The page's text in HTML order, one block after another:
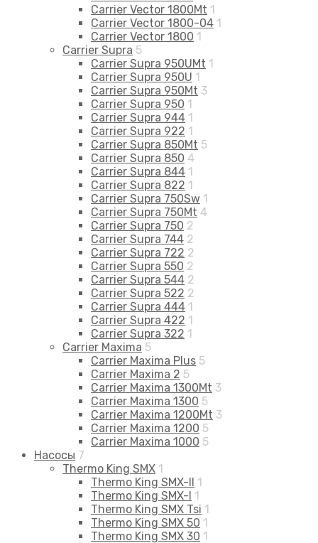
Carrier Vector 1800Mt 1
Carrier Vector 1800-04 1
Carrier Vector 1800 1
Carrier Supra 5
Carrier Supra 950UMt 1
Carrier Supra 950U 1
Carrier Supra 950Mt 3
Carrier Supra 950 1
Carrier Supra 944 1
Carrier Supra 922 1
Carrier Supra 850Mt 5
Carrier Supra 850 4
Carrier Supra 844 1
Carrier Supra 822 1
Carrier Supra 750Sw 1
Carrier Supra 750Mt 4
Carrier Supra 750 2
Carrier Supra 744 2
Carrier Supra 722 2
Carrier Supra 550 2
Carrier Supra 544 2
Carrier Supra 522 2
Carrier Supra 444 1
Carrier Supra 422 1
Carrier Supra 322 1
Carrier Maxima 5
Carrier Maxima Plus 5
Carrier Maxima 2 5
Carrier Maxima 1300Mt 3
Carrier Maxima 1300 5
Carrier Maxima 1200Mt 3
Carrier Maxima 1200 5
Carrier Maxima 1000 5
Насосы 7
Thermo King SMX 1
Thermo King SMX-II 1
Thermo King SMX-I 1
Thermo King SMX Tsi 1
Thermo King SMX 50 1
Thermo King SMX 30 1